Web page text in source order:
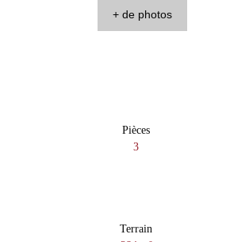
+ de photos
Pièces
3
Terrain